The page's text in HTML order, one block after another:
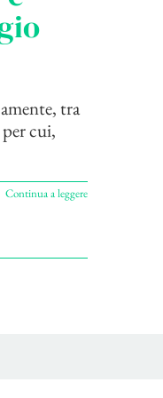
tra
cui,
Continua a leggere